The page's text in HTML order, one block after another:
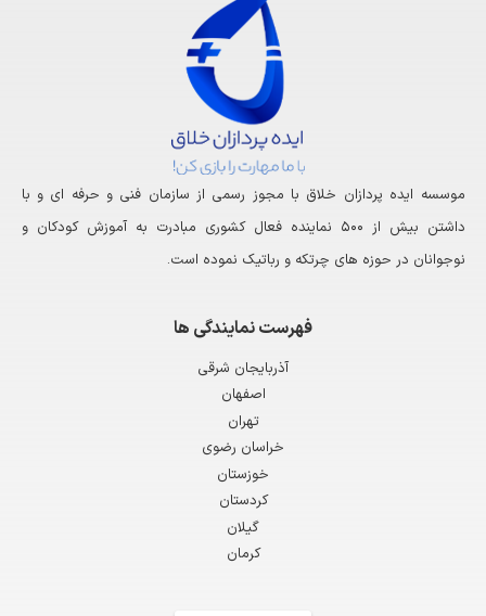
موسسه ایده پردازان خلاق با مجوز رسمی از سازمان فنی و حرفه ای و با
داشتن بیش از ۵۰۰ نماینده فعال کشوری مبادرت به آموزش کودکان و
نوجوانان در حوزه های چرتکه و رباتیک نموده است.
فهرست نمایندگی ها
آذربایجان شرقی
اصفهان
تهران
خراسان رضوی
خوزستان
کردستان
گیلان
کرمان